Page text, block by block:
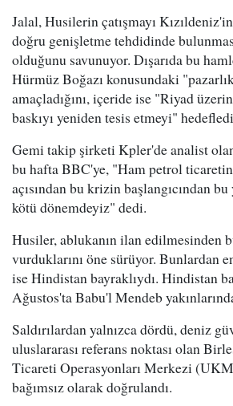
Jalal, Husilerin çatışmayı
doğru genişletme tehdidinde
olduğunu savunuyor. Dışarıda bu
Hürmüz Boğazı konusundaki
amaçladığını, içeride ise "Riyad
baskıyı yeniden tesis etmeyi"
Gemi takip şirketi Kpler'de analist
bu hafta BBC'ye, "Ham petrol
açısından bu krizin başlangıcından bu
kötü dönemdeyiz" dedi.
Husiler, ablukanın ilan edilmesinden
vurduklarını öne sürüyor. Bunlardan
ise Hindistan bayraklıydı. Hindistan
Ağustos'ta Babu'l Mendeb
Saldırılardan yalnızca dördü, deniz
uluslararası referans noktası olan
Ticareti Operasyonları Merkezi
bağımsız olarak doğrulandı.